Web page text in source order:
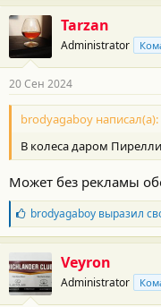
Tarzan
Administrator
20 Сен 2024
brodyagaboy написал(а):
В колеса даром
Может без рекламы
Б
л
а
о
д
а
brodyagaboyвыразил
Veyron
Administrator